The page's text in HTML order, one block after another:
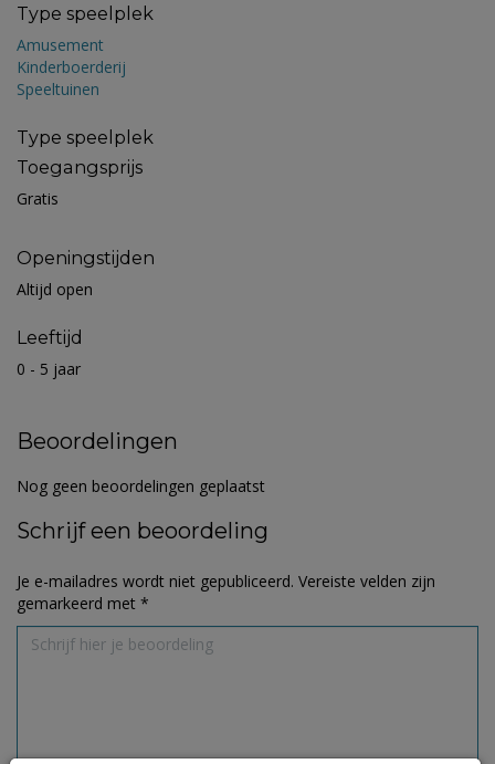
Type speelplek
Amusement
Kinderboerderij
Speeltuinen
Type speelplek
Toegangsprijs
Gratis
Openingstijden
Altijd open
Leeftijd
0 - 5 jaar
Beoordelingen
Nog geen beoordelingen geplaatst
Schrijf een beoordeling
Je e-mailadres wordt niet gepubliceerd. Vereiste velden zijn
gemarkeerd met *